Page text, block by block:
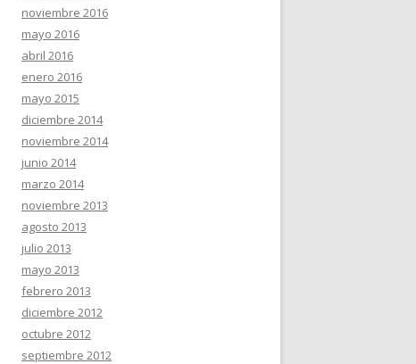
noviembre 2016
mayo 2016
abril 2016
enero 2016
mayo 2015
diciembre 2014
noviembre 2014
junio 2014
marzo 2014
noviembre 2013
agosto 2013
julio 2013
mayo 2013
febrero 2013
diciembre 2012
octubre 2012
septiembre 2012